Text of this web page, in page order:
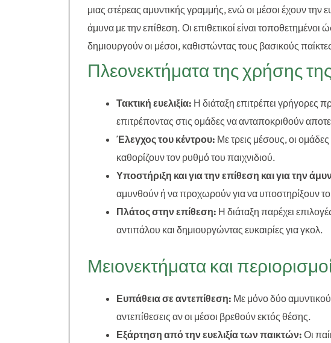
μιας στέρεας αμυντικής γραμμής, ενώ οι μέσοι έχουν την
άμυνα με την επίθεση. Οι επιθετικοί είναι
δημιουργούν οι μέσοι, καθιστώντας τους βασικούς παίκτες
Πλεονεκτήματα της χρήσης
Τακτική ευελιξία: Η διάταξη επιτρέπει γρήγορες
επιτρέποντας στις ομάδες να ανταποκριθούν
Έλεγχος του κέντρου: Με τρεις μέσους, οι
καθορίζουν τον ρυθμό του παιχνιδιού.
Υποστήριξη και για την επίθεση και για την
αμυνθούν ή να προχωρούν για να υποστηρίξουν
Πλάτος στην επίθεση: Η διάταξη παρέχει
αντιπάλου και δημιουργώντας ευκαιρίες για γκολ.
Μειονεκτήματα και
Ευπάθεια σε αντεπίθεση: Με μόνο δύο
αντεπίθεσεις αν οι μέσοι βρεθούν εκτός θέσης.
Εξάρτηση από την ευελιξία των παικτών: Οι